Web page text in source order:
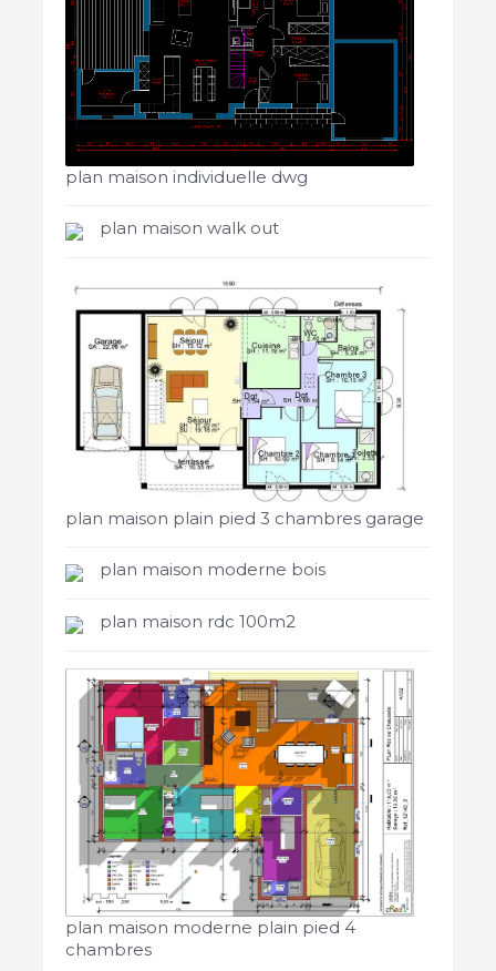
plan maison individuelle dwg
plan maison walk out
plan maison plain pied 3 chambres garage
plan maison moderne bois
plan maison rdc 100m2
plan maison moderne plain pied 4
chambres